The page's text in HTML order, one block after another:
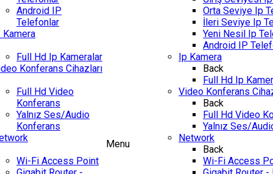
Android IP
Telefonlar
Kamera
Full Hd Ip Kameralar
Konferans Cihazları
Full Hd Video
Konferans
Yalnız Ses/Audio
Konferans
Wi-Fi Access Point
Menu
Orta Seviye Ip
İleri Seviye Ip
Yeni Nesil Ip
Android IP
Ip Kamera
Back
Full Hd Ip
Video Konferans
Back
Full Hd Video
Yalnız Ses/
Network
Back
Wi-Fi Access